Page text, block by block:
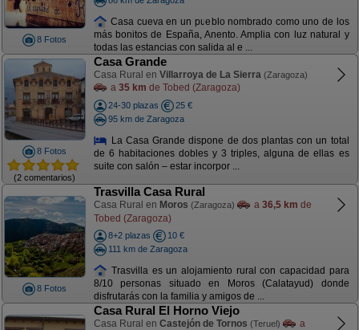
8 Fotos
Casa cueva en un pueblo nombrado como uno de los
más bonitos de España, Anento. Amplia con luz natural y
todas las estancias con salida al e ...
8 Fotos
(2 comentarios)
Casa Grande
Casa Rural en Villarroya de La Sierra (Zaragoza)
a 35 km de Tobed (Zaragoza)
24-30 plazas
25 €
95 km de Zaragoza
La Casa Grande dispone de dos plantas con un total
de 6 habitaciones dobles y 3 triples, alguna de ellas es
suite con salón – estar incorpor ...
8 Fotos
Trasvilla Casa Rural
Casa Rural en Moros (Zaragoza) a 36,5 km de
Tobed (Zaragoza)
8+2 plazas
10 €
111 km de Zaragoza
Trasvilla es un alojamiento rural con capacidad para
8/10 personas situado en Moros (Calatayud) donde
disfrutarás con la familia y amigos de ...
Casa Rural El Horno Viejo
Casa Rural en Castejón de Tornos (Teruel)
a